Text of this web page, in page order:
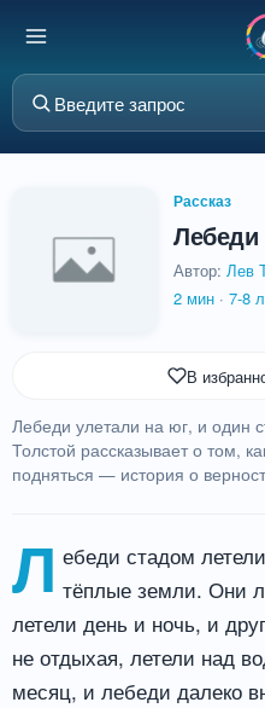
Рассказ
Лебеди
Автор: Лев
2 мин · 7-8
Лебеди улетали на юг, и один
Толстой рассказывает о том,
подняться — история о
В
Л ебеди стадом
тёплые земли. Они
летели день и ночь, и
не отдыхая, летели над
месяц, и лебеди далеко